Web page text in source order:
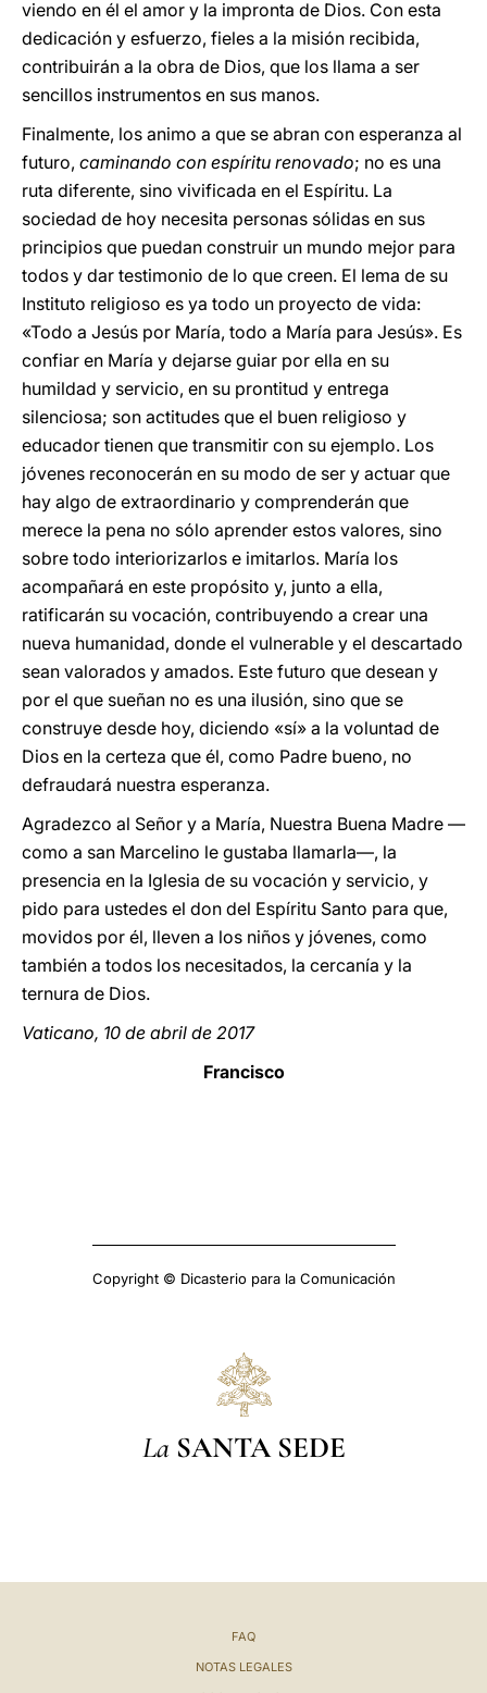
viendo en él el amor y la impronta de Dios. Con esta
dedicación y esfuerzo, fieles a la misión recibida,
contribuirán a la obra de Dios, que los llama a ser
sencillos instrumentos en sus manos.
Finalmente, los animo a que se abran con esperanza al
futuro, caminando con espíritu renovado; no es una
ruta diferente, sino vivificada en el Espíritu. La
sociedad de hoy necesita personas sólidas en sus
principios que puedan construir un mundo mejor para
todos y dar testimonio de lo que creen. El lema de su
Instituto religioso es ya todo un proyecto de vida:
«Todo a Jesús por María, todo a María para Jesús». Es
confiar en María y dejarse guiar por ella en su
humildad y servicio, en su prontitud y entrega
silenciosa; son actitudes que el buen religioso y
educador tienen que transmitir con su ejemplo. Los
jóvenes reconocerán en su modo de ser y actuar que
hay algo de extraordinario y comprenderán que
merece la pena no sólo aprender estos valores, sino
sobre todo interiorizarlos e imitarlos. María los
acompañará en este propósito y, junto a ella,
ratificarán su vocación, contribuyendo a crear una
nueva humanidad, donde el vulnerable y el descartado
sean valorados y amados. Este futuro que desean y
por el que sueñan no es una ilusión, sino que se
construye desde hoy, diciendo «sí» a la voluntad de
Dios en la certeza que él, como Padre bueno, no
defraudará nuestra esperanza.
Agradezco al Señor y a María, Nuestra Buena Madre —
como a san Marcelino le gustaba llamarla—, la
presencia en la Iglesia de su vocación y servicio, y
pido para ustedes el don del Espíritu Santo para que,
movidos por él, lleven a los niños y jóvenes, como
también a todos los necesitados, la cercanía y la
ternura de Dios.
Vaticano, 10 de abril de 2017
Francisco
Copyright © Dicasterio para la Comunicación
La SANTA SEDE
FAQ
NOTAS LEGALES